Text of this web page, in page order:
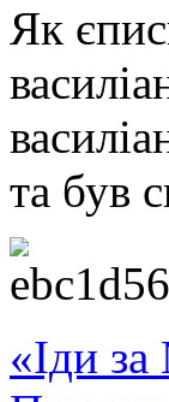
Як
та був
«Іди